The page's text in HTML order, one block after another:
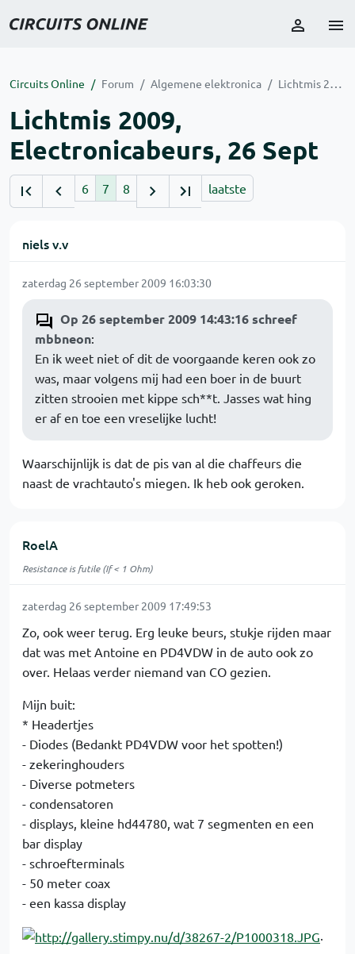
Circuits Online Forum Algemene elektronica Lichtmis 2009, Electronicabeurs, 26 Sept
Lichtmis 2009,
Electronicabeurs, 26 Sept
6 7 8 laatste
niels v.v
zaterdag 26 september 2009 16:03:30
Op 26 september 2009 14:43:16 schreef
mbbneon:
En ik weet niet of dit de voorgaande keren ook zo
was, maar volgens mij had een boer in de buurt
zitten strooien met kippe sch**t. Jasses wat hing
er af en toe een vreselijke lucht!
Waarschijnlijk is dat de pis van al die chaffeurs die
naast de vrachtauto's miegen. Ik heb ook geroken.
RoelA
Resistance is futile (If < 1 Ohm)
zaterdag 26 september 2009 17:49:53
Zo, ook weer terug. Erg leuke beurs, stukje rijden maar
dat was met Antoine en PD4VDW in de auto ook zo
over. Helaas verder niemand van CO gezien.
Mijn buit:
* Headertjes
- Diodes (Bedankt PD4VDW voor het spotten!)
- zekeringhouders
- Diverse potmeters
- condensatoren
- displays, kleine hd44780, wat 7 segmenten en een
bar display
- schroefterminals
- 50 meter coax
- een kassa display
.